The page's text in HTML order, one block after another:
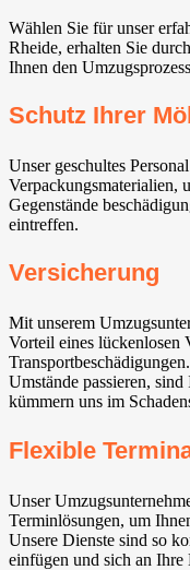
Wählen Sie für unser
Rheide, erhalten Sie
Ihnen den
Schutz Ihrer
Unser geschultes
Verpackungsmaterialien,
Gegenstände
eintreffen.
Versicherung
Mit unserem
Vorteil eines lückenlosen
Umstände passieren,
kümmern uns im
Flexible
Unser
Terminlösungen, um
Unsere Dienste sind so
einfügen und sich an Ihre